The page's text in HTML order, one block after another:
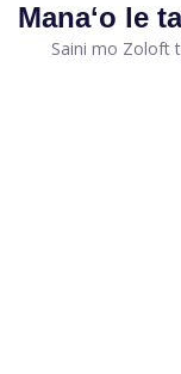
Manaʻo le
Saini mo Zoloft